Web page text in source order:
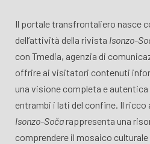
Il portale transfrontaliero nasce
dell’attività della rivista Isonzo-
con Tmedia, agenzia di
offrire ai visitatori contenuti
una visione completa e autentica
entrambi i lati del confine. Il ricco
Isonzo-Sočarappresenta una
comprendere il mosaico